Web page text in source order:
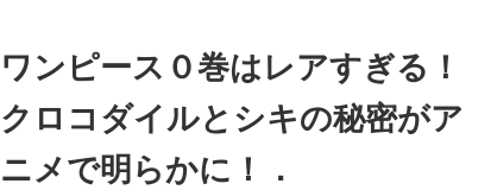
ワンピース０巻はレアすぎる！
クロコダイルとシキの秘密がア
ニメで明らかに！．